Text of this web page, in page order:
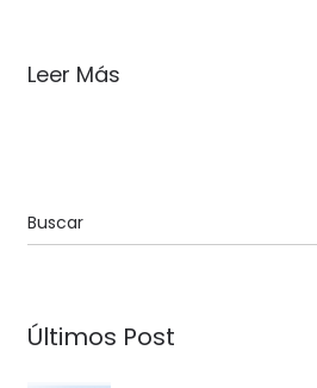
Leer Más
Últimos Post